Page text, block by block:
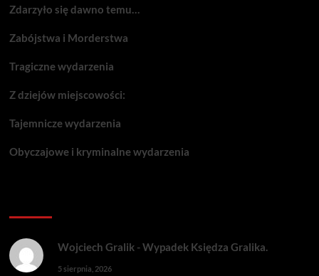
Zdarzyło się dawno temu…
Zabójstwa i Morderstwa
Tragiczne wydarzenia
Z dziejów miejscowości:
Tajemnicze wydarzenia
Obyczajowe i kryminalne wydarzenia
Wojciech Gralik-Wypadek Księdza Gralika.
5 sierpnia, 2026